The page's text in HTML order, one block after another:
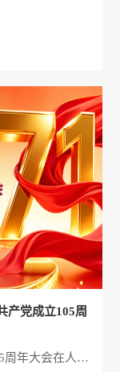
产党成立105周
7月1日上午，庆祝中国共产党成立105周年大会在人民大会堂隆重举行。武汉市政设计院组织全体干部职工在公司所属9个办公区收看大会直播盛况，认真聆听习近平总书记重要讲话，共同回顾党的百年奋斗光辉历程，感悟伟大建党精神，凝聚新时代干事创业的奋进力量。 大会上，中共中央总书记、国家主席、中央军委主席习近平向“七一勋章”获得者颁授勋章并发表重要讲话，全面回顾了中国共产党成立105年来波澜壮阔的奋斗历程，深刻总结了党在各个历史时期取得的伟大成就和宝贵经验，对新时代新征程上党的建设和各项事业发展作出了全面部署，为我们在新的历史起点上推进各项工作提供了根本遵循。